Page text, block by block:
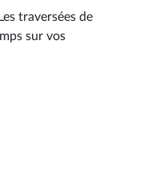
traversées de
sur vos